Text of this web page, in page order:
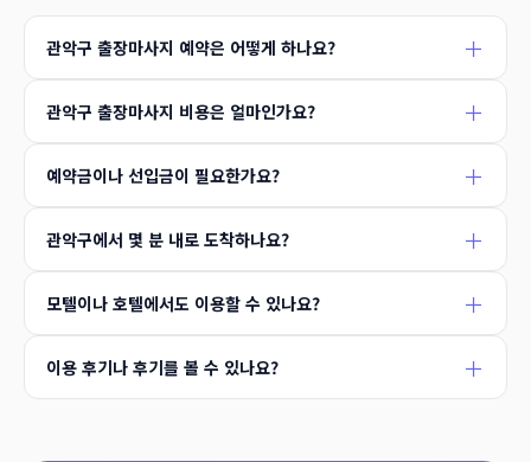
관악구 출장마사지 예약은 어떻게 하나요?
관악구 출장마사지 비용은 얼마인가요?
예약금이나 선입금이 필요한가요?
관악구에서 몇 분 내로 도착하나요?
모텔이나 호텔에서도 이용할 수 있나요?
이용 후기나 후기를 볼 수 있나요?